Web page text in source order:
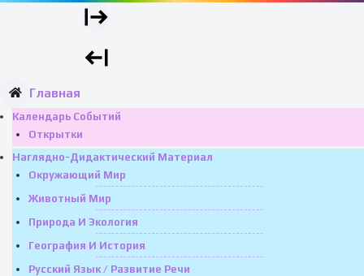
Главная
Календарь Событий
Открытки
Наглядно-Дидактический Материал
Окружающий Мир
Животный Мир
Природа И Экология
География И История
Русский Язык / Развитие Речи